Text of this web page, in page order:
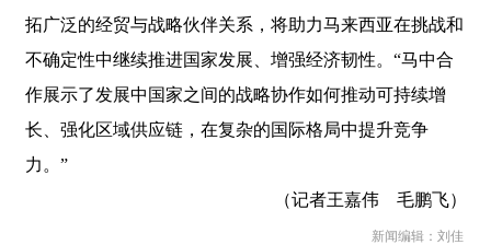
拓广泛的经贸与战略伙伴关系，将助力马来西亚在挑战和
不确定性中继续推进国家发展、增强经济韧性。“马中合
作展示了发展中国家之间的战略协作如何推动可持续增
长、强化区域供应链，在复杂的国际格局中提升竞争
力。”
（记者王嘉伟 毛鹏飞）
新闻编辑：刘佳